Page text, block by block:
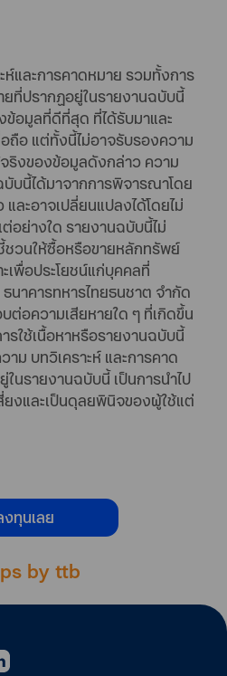
และการคาดหมาย รวมทั้งการ
ที่ปรากฏอยู่ในรายงานฉบับนี้
อมูลที่ดีที่สุด ที่ได้รับมาและ
ถือ แต่ทั้งนี้ไม่อาจรับรองความ
งของข้อมูลดังกล่าว ความ
บับนี้ได้มาจากการพิจารณาโดย
ละอาจเปลี่ยนแปลงได้โดยไม่
อย่างใด รายงานฉบับนี้ไม่
ชวนให้ซื้อหรือขายหลักทรัพย์
เพื่อประโยชน์แก่บุคคลที่
นาคารทหารไทยธนชาต จำกัด
อความเสียหายใด ๆ ที่เกิดขึ้น
รใช้เนื้อหาหรือรายงานฉบับนี้
ม บทวิเคราะห์ และการคาด
นรายงานฉบับนี้ เป็นการนำไป
ยงและเป็นดุลยพินิจของผู้ใช้แต่
ทุนเลย
by ttb